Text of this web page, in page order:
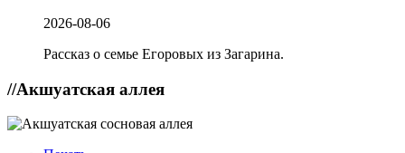
2026-08-06
Рассказ о семье Егоровых из Загарина.
//Акшуатская аллея